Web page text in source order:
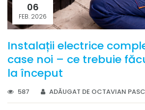
06
FEB. 2026
Instalații electrice
case noi – ce trebuie
la început
587 ADĂUGAT DE OCTAVIAN